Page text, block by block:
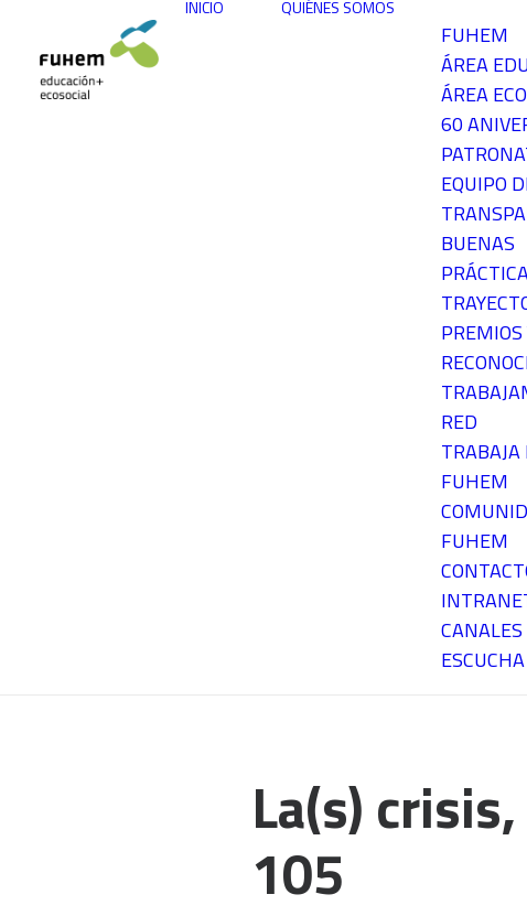
INICIO QUIÉNES SOMOS
FUHEM
ÁREA
ÁREA
60
EQUIPO
BUENAS
PREMIOS
RED
TRABAJA
FUHEM
FUHEM
ESCUCHA
La(s)
105